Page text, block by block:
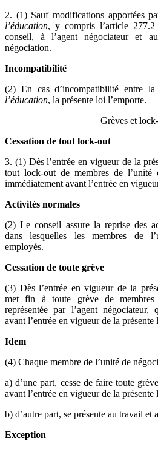
2. (1) Sauf modifications apportées
l’éducation, y compris l’article
conseil, à l’agent négociateur et
négociation.
Incompatibilité
(2) En cas d’incompatibilité entre
l’éducation, la présente loi l’emporte.
Grèves et
Cessation de tout lock-out
3. (1) Dès l’entrée en vigueur de la
tout lock-out de membres de
immédiatement avant l’entrée en
Activités normales
(2) Le conseil assure la reprise des
dans lesquelles les membres de
employés.
Cessation de toute grève
(3) Dès l’entrée en vigueur de la
met fin à toute grève de membres
représentée par l’agent
avant l’entrée en vigueur de la présente
Idem
(4) Chaque membre de l’unité de
a) d’une part, cesse de faire toute
avant l’entrée en vigueur de la présente
b) d’autre part, se présente au travail et
Exception